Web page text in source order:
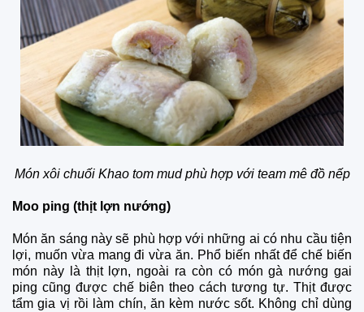
Món xôi chuối Khao tom mud phù hợp với team mê đồ nếp
Moo ping (thịt lợn nướng)
Món ăn sáng này sẽ phù hợp với những ai có nhu cầu tiện
lợi, muốn vừa mang đi vừa ăn. Phổ biến nhất để chế biến
món này là thịt lợn, ngoài ra còn có món gà nướng gai
ping cũng được chế biên theo cách tương tự. Thịt được
tẩm gia vị rồi làm chín, ăn kèm nước sốt. Không chỉ dùng